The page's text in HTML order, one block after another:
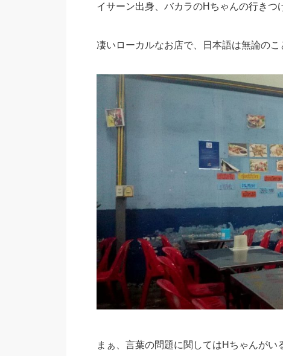
イサーン出身、バカラのHちゃんの行きつ
凄いローカルなお店で、日本語は無論の
まぁ、言葉の問題に関してはHちゃんがい